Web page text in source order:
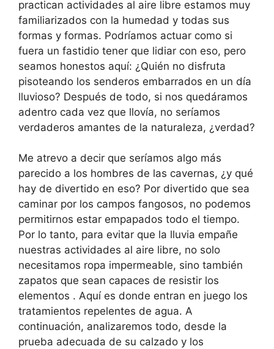
practican actividades al aire libre estamos muy
familiarizados con la humedad y todas sus
formas y formas. Podríamos actuar como si
fuera un fastidio tener que lidiar con eso, pero
seamos honestos aquí: ¿Quién no disfruta
pisoteando los senderos embarrados en un día
lluvioso? Después de todo, si nos quedáramos
adentro cada vez que llovía, no seríamos
verdaderos amantes de la naturaleza, ¿verdad?
Me atrevo a decir que seríamos algo más
parecido a los hombres de las cavernas, ¿y qué
hay de divertido en eso? Por divertido que sea
caminar por los campos fangosos, no podemos
permitirnos estar empapados todo el tiempo.
Por lo tanto, para evitar que la lluvia empañe
nuestras actividades al aire libre, no solo
necesitamos ropa impermeable, sino también
zapatos que sean capaces de resistir los
elementos . Aquí es donde entran en juego los
tratamientos repelentes de agua. A
continuación, analizaremos todo, desde la
prueba adecuada de su calzado y los